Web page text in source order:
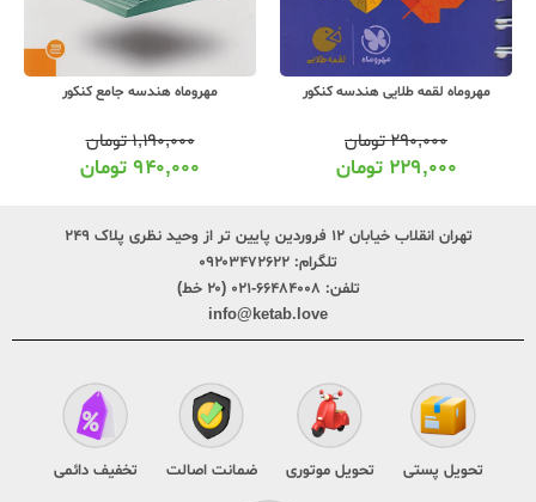
مهروماه لقمه طلایی هندسه کنکور
۲۹۰,۰۰۰تومان
۲۲۹,۰۰۰ تومان
مهروماه هندسه جامع کنکور
۱,۱۹۰,۰۰۰تومان
۹۴۰,۰۰۰ تومان
تهران انقلاب خیابان ۱۲ فروردین پایین تر از وحید نظری پلاک ۲۴۹
تلگرام: ۰۹۲۰۳۴۷۲۶۲۲
تلفن: ۶۶۴۸۴۰۰۸-۰۲۱ (۲۰ خط)
info@ketab.love
تحویل پستی تحویل موتوری ضمانت اصالت تخفیف دائمی